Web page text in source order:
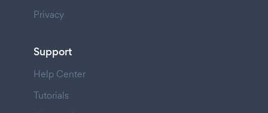
Privacy
Support
Help Center
Tutorials